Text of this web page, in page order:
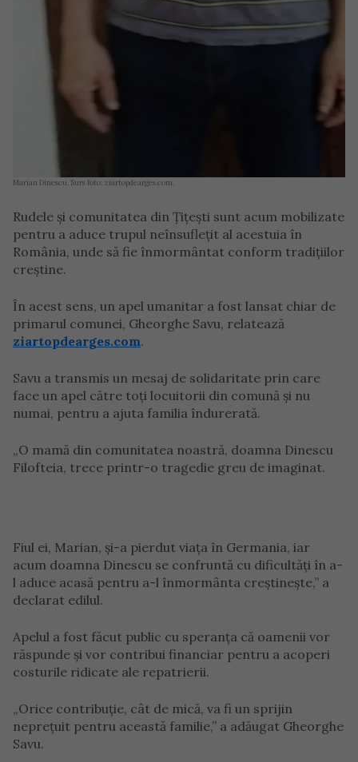
Marian Dinescu. Surs foto: ziartopdearges.com.
Rudele și comunitatea din Țițești sunt acum mobilizate
pentru a aduce trupul neînsuflețit al acestuia în
România, unde să fie înmormântat conform tradițiilor
creștine.
În acest sens, un apel umanitar a fost lansat chiar de
primarul comunei, Gheorghe Savu, relatează
ziartopdearges.com.
Savu a transmis un mesaj de solidaritate prin care
face un apel către toți locuitorii din comună și nu
numai, pentru a ajuta familia îndurerată.
„O mamă din comunitatea noastră, doamna Dinescu
Filofteia, trece printr-o tragedie greu de imaginat.
Fiul ei, Marian, și-a pierdut viața în Germania, iar
acum doamna Dinescu se confruntă cu dificultăți în a-
l aduce acasă pentru a-l înmormânta creștinește,” a
declarat edilul.
Apelul a fost făcut public cu speranța că oamenii vor
răspunde și vor contribui financiar pentru a acoperi
costurile ridicate ale repatrierii.
„Orice contribuție, cât de mică, va fi un sprijin
neprețuit pentru această familie,” a adăugat Gheorghe
Savu.